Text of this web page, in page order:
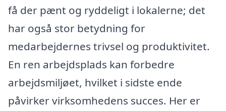
få der pænt og ryddeligt i lokalerne; det
har også stor betydning for
medarbejdernes trivsel og produktivitet.
En ren arbejdsplads kan forbedre
arbejdsmiljøet, hvilket i sidste ende
påvirker virksomhedens succes. Her er